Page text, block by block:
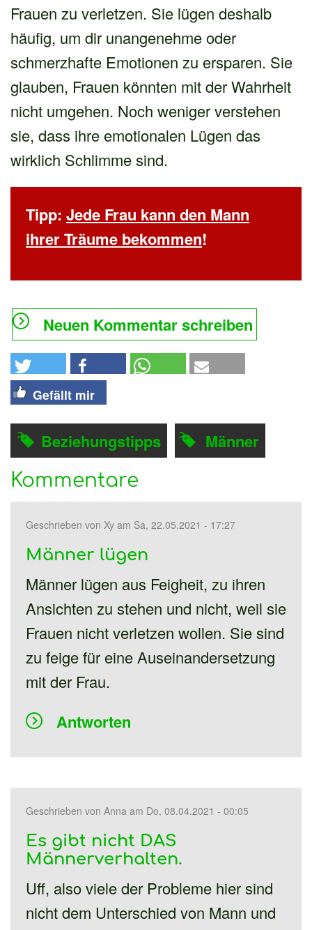
Frauen zu verletzen. Sie lügen deshalb
häufig, um dir unangenehme oder
schmerzhafte Emotionen zu ersparen. Sie
glauben, Frauen könnten mit der Wahrheit
nicht umgehen. Noch weniger verstehen
sie, dass ihre emotionalen Lügen das
wirklich Schlimme sind.
Tipp: Jede Frau kann den Mann
ihrer Träume bekommen!
Neuen Kommentar schreiben
Gefällt mir
Beziehungstipps
Männer
Kommentare
Geschrieben von Xy am Sa, 22.05.2021 - 17:27
Männer lügen
Männer lügen aus Feigheit, zu ihren
Ansichten zu stehen und nicht, weil sie
Frauen nicht verletzen wollen. Sie sind
zu feige für eine Auseinandersetzung
mit der Frau.
Antworten
Geschrieben von Anna am Do, 08.04.2021 - 00:05
Es gibt nicht DAS
Männerverhalten.
Uff, also viele der Probleme hier sind
nicht dem Unterschied von Mann und